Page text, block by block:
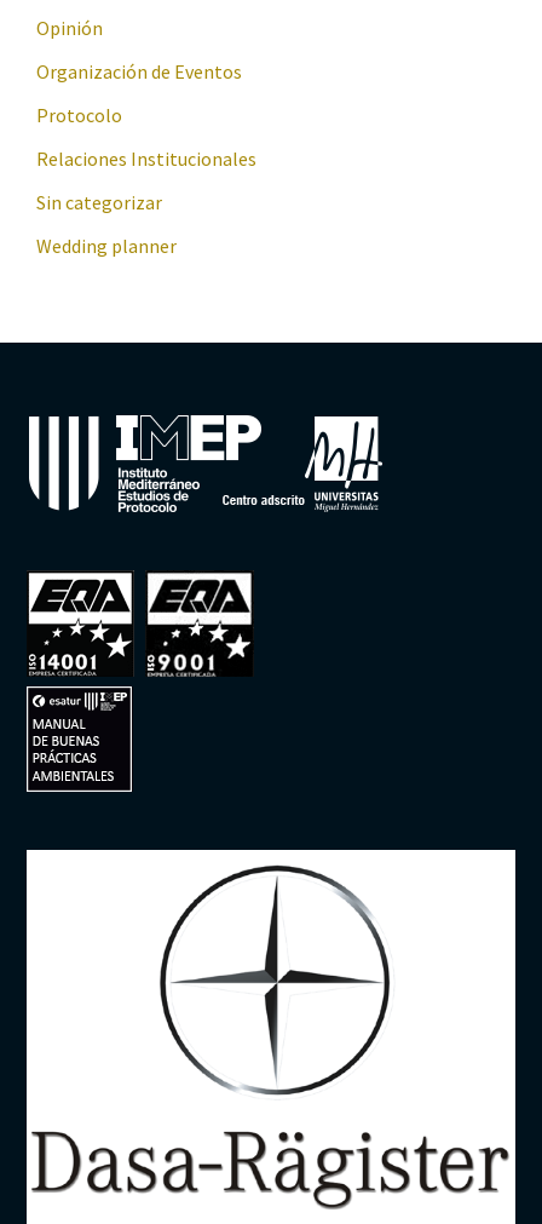
Opinión
Organización de Eventos
Protocolo
Relaciones Institucionales
Sin categorizar
Wedding planner